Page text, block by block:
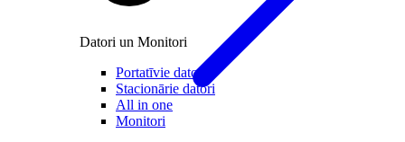
Datori un Monitori
Portatīvie datori
Stacionārie datori
All in one
Monitori